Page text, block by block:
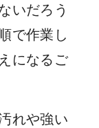
いだろう
で作業し
になるご
れや強い